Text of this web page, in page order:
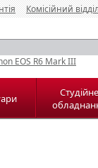
Комісійний
EOS R6 Mark III
Студійне